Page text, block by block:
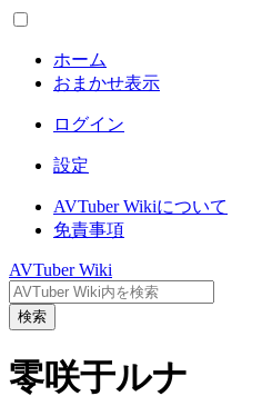
ホーム
おまかせ表示
ログイン
設定
AVTuber Wikiについて
免責事項
AVTuber Wiki
検索
零咲于ルナ